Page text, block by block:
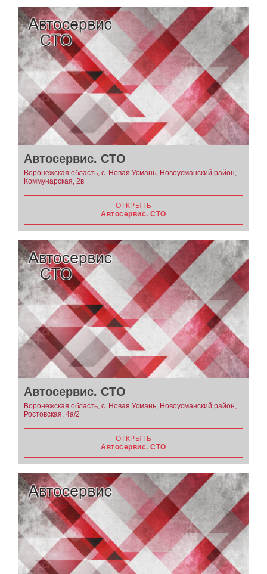
Автосервис. СТО
Воронежская область, с. Новая Усмань, Новоусманский район,
Коммунарская, 2в
ОТКРЫТЬ
Автосервис. СТО
Автосервис. СТО
Воронежская область, с. Новая Усмань, Новоусманский район,
Ростовская, 4а/2
ОТКРЫТЬ
Автосервис. СТО